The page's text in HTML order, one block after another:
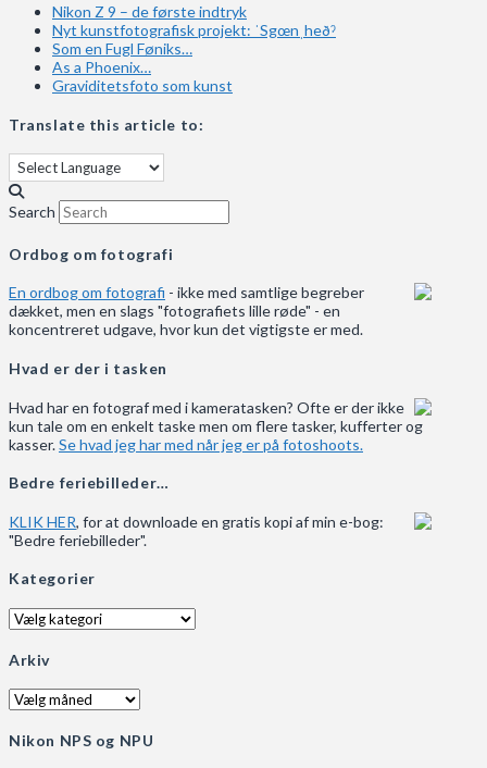
Nikon Z 9 – de første indtryk
Nyt kunstfotografisk projekt: ˈSgœnˌheðˀ
Som en Fugl Føniks…
As a Phoenix…
Graviditetsfoto som kunst
Translate this article to:
Search
Ordbog om fotografi
En ordbog om fotografi - ikke med samtlige begreber
dækket, men en slags "fotografiets lille røde" - en
koncentreret udgave, hvor kun det vigtigste er med.
Hvad er der i tasken
Hvad har en fotograf med i kameratasken? Ofte er der ikke
kun tale om en enkelt taske men om flere tasker, kufferter og
kasser.Se hvad jeg har med når jeg er på fotoshoots.
Bedre feriebilleder…
KLIK HER, for at downloade en gratis kopi af min e-bog:
"Bedre feriebilleder".
Kategorier
Kategorier
Arkiv
Arkiv
Nikon NPS og NPU